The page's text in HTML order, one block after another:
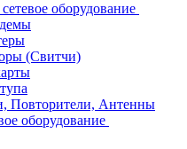
оборудование
(Свитчи)
Повторители, Антенны
оборудование